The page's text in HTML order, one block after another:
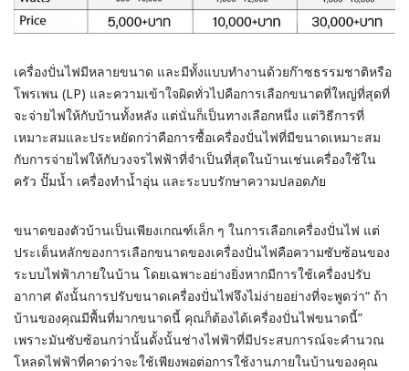
เครื่องปั่นไฟมีหลายขนาด และมีทั้งแบบทำงานด้วยก๊าซธรรมชาติหรือ
โพรเพน (LP) และความเข้าใจผิดทั่วไปคือการเลือกขนาดที่ใหญ่ที่สุดที่
จะจ่ายไฟให้กับบ้านทั้งหลัง แต่นั่นก็เป็นทางเลือกหนึ่ง แต่วิธีการที่
เหมาะสมและประหยัดกว่าคือการซื้อเครื่องปั่นไฟที่มีขนาดเหมาะสม
กับการจ่ายไฟให้กับวงจรไฟฟ้าที่จำเป็นที่สุดในบ้านเช่นเครื่องใช้ใน
ครัว ปั๊มน้ำ เครื่องทำน้ำอุ่น และระบบรักษาความปลอดภัย
ขนาดของตัวบ้านเป็นเพียงเกณฑ์เล็ก ๆ ในการเลือกเครื่องปั่นไฟ แต่
ประเด็นหลักของการเลือกขนาดของเครื่องปั่นไฟคือความซับซ้อนของ
ระบบไฟฟ้าภายในบ้าน โดยเฉพาะอย่างยิ่งหากมีการใช้เครื่องปรับ
อากาศ ดังนั้นการปรับขนาดเครื่องปั่นไฟจึงไม่ง่ายอย่างที่จะพูดว่า“ ถ้า
บ้านของคุณมีพื้นที่มากขนาดนี้ คุณก็ต้องได้เครื่องปั่นไฟขนาดนี้”
เพราะมันซับซ้อนกว่านั้นดั้งนั้นช่างไฟฟ้าที่มีประสบการณ์จะคำนวณ
โหลดไฟฟ้าที่คาดว่าจะใช้เพียงพอต่อการใช้งานภายในบ้านของคุณ